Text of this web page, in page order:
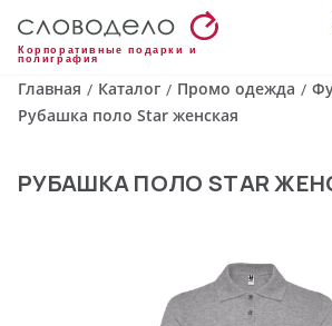
Корпоративные подарки и
полиграфия
Главная / Каталог / Промо одежда /
Рубашка поло Star женская
РУБАШКА ПОЛО STAR